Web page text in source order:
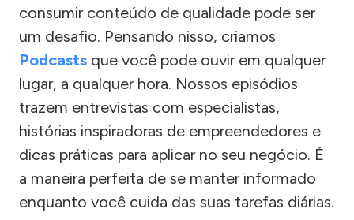
consumir conteúdo de qualidade pode ser
um desafio. Pensando nisso, criamos
Podcasts que você pode ouvir em qualquer
lugar, a qualquer hora. Nossos episódios
trazem entrevistas com especialistas,
histórias inspiradoras de empreendedores e
dicas práticas para aplicar no seu negócio. É
a maneira perfeita de se manter informado
enquanto você cuida das suas tarefas diárias.